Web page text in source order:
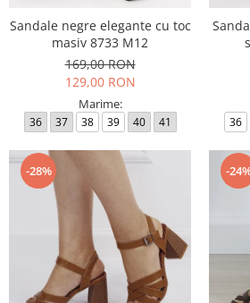
Sandale negre elegante cu toc
masiv 8733 M12
169,00 RON
129,00 RON
Marime:
36 37 38 39 40 41 36
-28% -